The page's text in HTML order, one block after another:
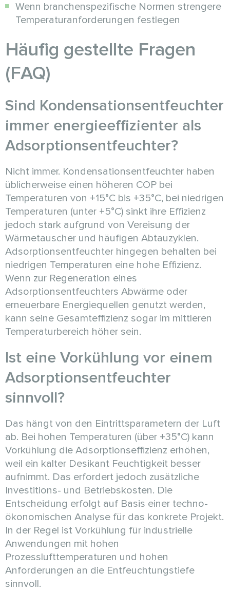
Wenn branchenspezifische Normen strengere
Temperaturanforderungen festlegen
Häufig gestellte Fragen
(FAQ)
Sind Kondensationsentfeuchter
immer energieeffizienter als
Adsorptionsentfeuchter?
Nicht immer. Kondensationsentfeuchter haben
üblicherweise einen höheren COP bei
Temperaturen von +15°C bis +35°C, bei niedrigen
Temperaturen (unter +5°C) sinkt ihre Effizienz
jedoch stark aufgrund von Vereisung der
Wärmetauscher und häufigen Abtauzyklen.
Adsorptionsentfeuchter hingegen behalten bei
niedrigen Temperaturen eine hohe Effizienz.
Wenn zur Regeneration eines
Adsorptionsentfeuchters Abwärme oder
erneuerbare Energiequellen genutzt werden,
kann seine Gesamteffizienz sogar im mittleren
Temperaturbereich höher sein.
Ist eine Vorkühlung vor einem
Adsorptionsentfeuchter
sinnvoll?
Das hängt von den Eintrittsparametern der Luft
ab. Bei hohen Temperaturen (über +35°C) kann
Vorkühlung die Adsorptionseffizienz erhöhen,
weil ein kalter Desikant Feuchtigkeit besser
aufnimmt. Das erfordert jedoch zusätzliche
Investitions- und Betriebskosten. Die
Entscheidung erfolgt auf Basis einer techno-
ökonomischen Analyse für das konkrete Projekt.
In der Regel ist Vorkühlung für industrielle
Anwendungen mit hohen
Prozesslufttemperaturen und hohen
Anforderungen an die Entfeuchtungstiefe
sinnvoll.